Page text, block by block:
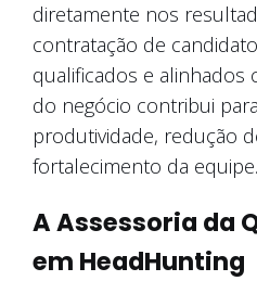
diretamente nos
contratação de
qualificados e alinhados
do negócio contribui
produtividade, redução
fortalecimento da equipe.
A Assessoria da
em HeadHunting